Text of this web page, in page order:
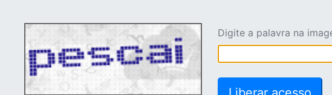
Digite a palavra na